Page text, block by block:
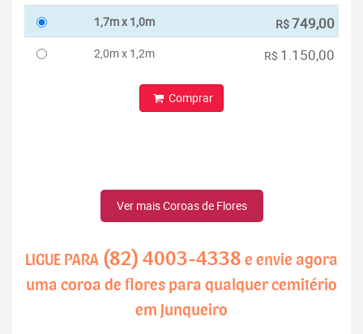
1,7m x 1,0m R$749,00
2,0m x 1,2m R$ 1.150,00
Comprar
Ver mais Coroas de Flores
LIGUE PARA (82) 4003-4338 e envie agora
uma coroa de flores para qualquer cemitério
em Junqueiro